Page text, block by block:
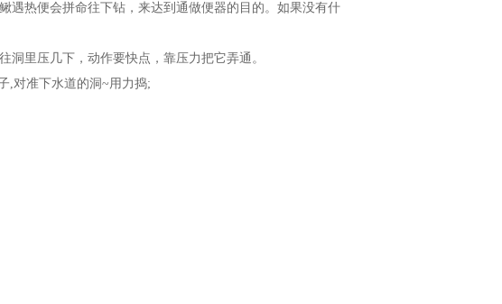
遇热便会拼命往下钻，来达到通做便器的目的。如果没有什
里压几下，动作要快点，靠压力把它弄通。
,对准下水道的洞~用力捣;